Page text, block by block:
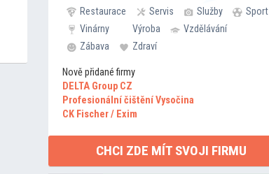
Restaurace
Servis Služby
Sport
Vinárny
Výroba
Vzdělávání
Zábava
Zdraví
Nově přidané firmy
DELTA Group CZ
Profesionální čištění Vysočina
CK Fischer / Exim
CHCI ZDE MÍT SVOJI FIRMU